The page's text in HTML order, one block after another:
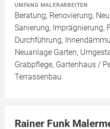
UMFANG MALERARBEITEN
Beratung, Renovierung,
Sanierung, Imprägnierung,
Durchführung,
Neuanlage Garten,
Grabpflege, Gartenhaus /
Terrassenbau
Rainer Funk